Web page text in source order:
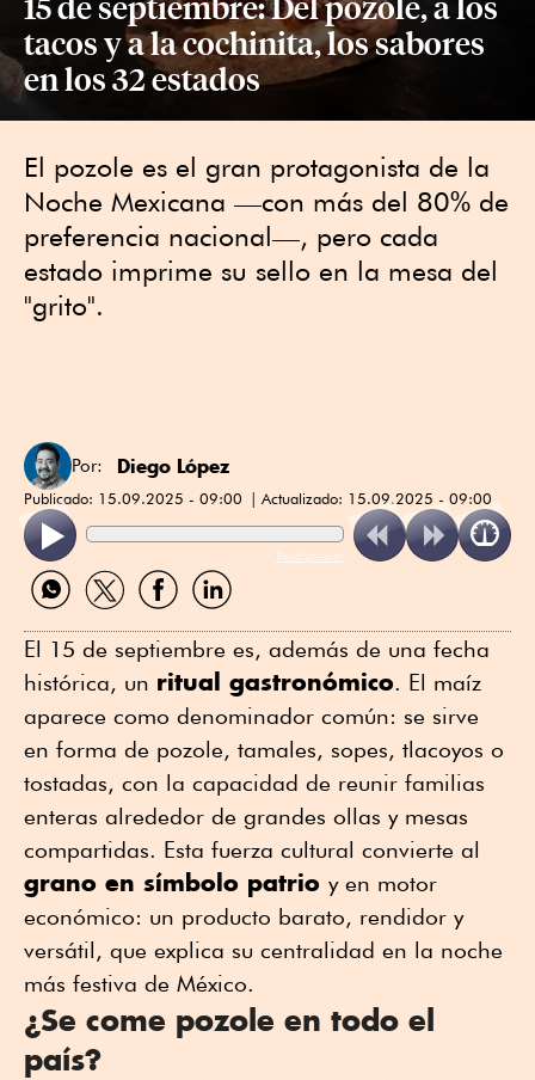
tacos y a la cochinita, los sabores
en los 32 estados
El pozole es el gran protagonista de la
Noche Mexicana —con más del 80% de
preferencia nacional—, pero cada
estado imprime su sello en la mesa del
"grito".
Por: Diego López
Publicado: 15.09.2025 - 09:00 Actualizado: 15.09.2025 - 09:00
ReadSpeaker
Compartir
por
Compartir
por
Compartir
por
Compartir
por
El 15 de septiembre es, además de una fecha
histórica, un ritual gastronómico. El maíz
aparece como denominador común: se sirve
en forma de pozole, tamales, sopes, tlacoyos o
tostadas, con la capacidad de reunir familias
enteras alrededor de grandes ollas y mesas
compartidas. Esta fuerza cultural convierte al
grano en símbolo patrio y en motor
económico: un producto barato, rendidor y
versátil, que explica su centralidad en la noche
más festiva de México.
¿Se come pozole en todo el
país?